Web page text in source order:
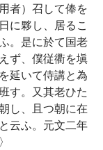
者）召して俸を
に夥し、居るこ
。是に於て国老
ず、僕従衢を塡
延いて侍講と為
す。又其老ひた
し、且つ朝に在
云ふ。元文二年